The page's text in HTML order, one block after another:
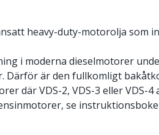
heavy-duty-motorolja som
i moderna dieselmotorer
Därför är den fullkomligt
där VDS-2, VDS-3 eller VDS-4
se